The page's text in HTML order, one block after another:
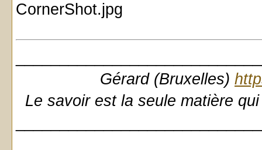
Gérard (Bruxelles)
Le savoir est la seule matière